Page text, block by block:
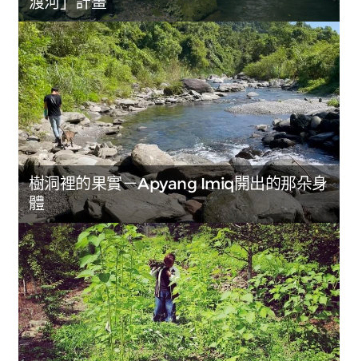
樹洞裡的果實－Apyang Imiq開出的那朵身
體